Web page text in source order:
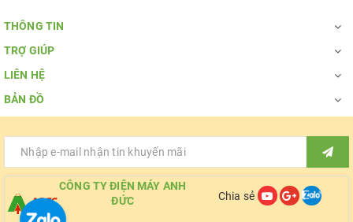
THÔNG TIN
TRỢ GIÚP
LIÊN HỆ
BẢN ĐỒ
CÔNG TY ĐIỆN MÁY ANH
ĐỨC
Chia sẻ